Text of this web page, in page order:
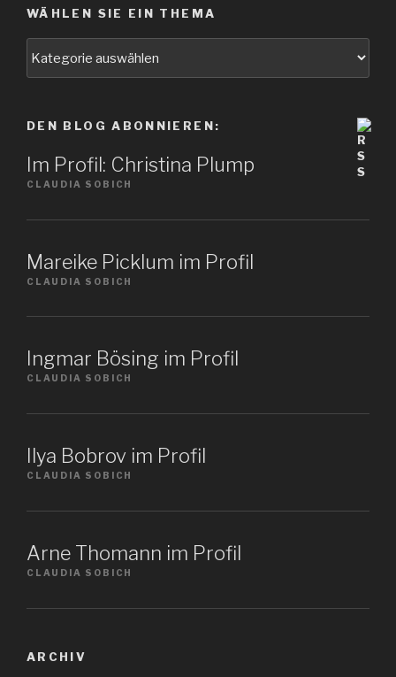
WÄHLEN SIE EIN THEMA
DEN BLOG ABONNIEREN:
Im Profil: Christina Plump
CLAUDIA SOBICH
Mareike Picklum im Profil
CLAUDIA SOBICH
Ingmar Bösing im Profil
CLAUDIA SOBICH
Ilya Bobrov im Profil
CLAUDIA SOBICH
Arne Thomann im Profil
CLAUDIA SOBICH
ARCHIV